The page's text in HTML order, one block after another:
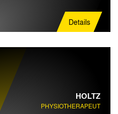
Details
HOLTZ
PHYSIOTHERAPEUT